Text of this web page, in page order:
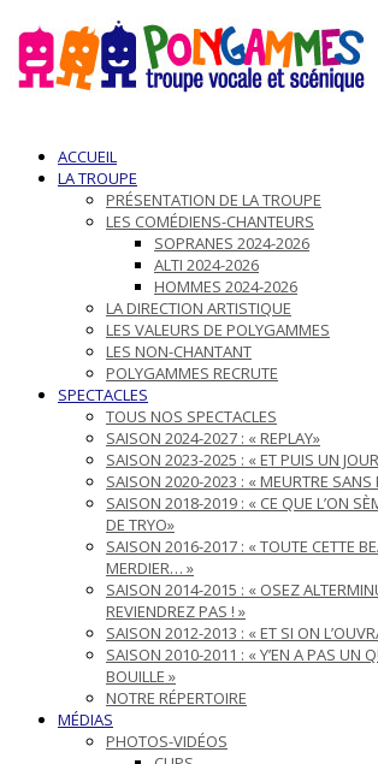
ACCUEIL
LA TROUPE
PRÉSENTATION DE LA TROUPE
LES COMÉDIENS-CHANTEURS
SOPRANES 2024-2026
ALTI 2024-2026
HOMMES 2024-2026
LA DIRECTION ARTISTIQUE
LES VALEURS DE POLYGAMMES
LES NON-CHANTANT
POLYGAMMES RECRUTE
SPECTACLES
TOUS NOS SPECTACLES
SAISON 2024-2027 : « REPLAY»
SAISON 2023-2025 : « ET PUIS UN
SAISON 2020-2023 : « MEURTRE SANS
SAISON 2018-2019 : « CE QUE L’ON
DE TRYO»
SAISON 2016-2017 : « TOUTE CETTE
MERDIER… »
SAISON 2014-2015 : « OSEZ
REVIENDREZ PAS ! »
SAISON 2012-2013 : « ET SI ON
SAISON 2010-2011 : « Y’EN A PAS UN
BOUILLE »
NOTRE RÉPERTOIRE
MÉDIAS
PHOTOS-VIDÉOS